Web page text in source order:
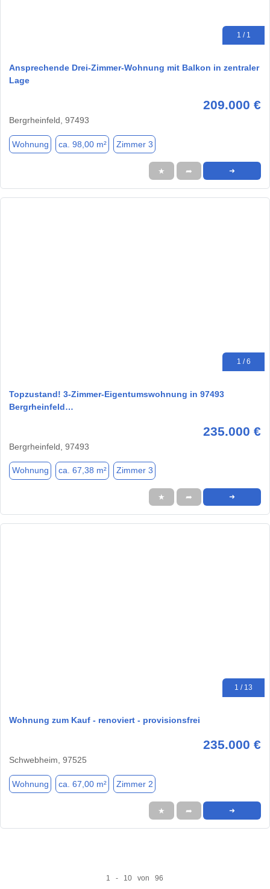
1 / 1
Ansprechende Drei-Zimmer-Wohnung mit Balkon in zentraler
Lage
209.000 €
Bergrheinfeld, 97493
Wohnung ca. 98,00 m² Zimmer 3
★ ➦ ➜
1 / 6
Topzustand! 3-Zimmer-Eigentumswohnung in 97493
Bergrheinfeld…
235.000 €
Bergrheinfeld, 97493
Wohnung ca. 67,38 m² Zimmer 3
★ ➦ ➜
1 / 13
Wohnung zum Kauf - renoviert - provisionsfrei
235.000 €
Schwebheim, 97525
Wohnung ca. 67,00 m² Zimmer 2
★ ➦ ➜
1 - 10 von 96